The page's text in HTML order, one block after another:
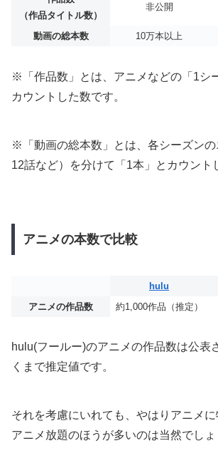
（作品タイトル数）
非公開
動画の総本数 10万本以上
※「作品数」とは、アニメなどの「1シ
カウントした数です。
※「動画の総本数」とは、各シーズン
12話など）を分けて「1本」とカウント
アニメの本数で比較
hulu
アニメの作品数
約1,000作品（推定）
hulu(フールー)のアニメの作品数は公表
くまで推定値です。
それを考慮にいれても、やはりアニメ
アニメ放題のほうが多いのは当然でしょ